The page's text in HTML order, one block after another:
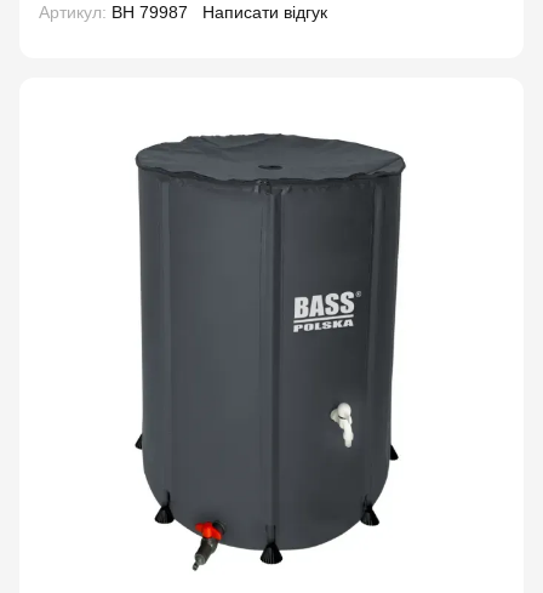
Артикул: BH 79987 Написати відгук